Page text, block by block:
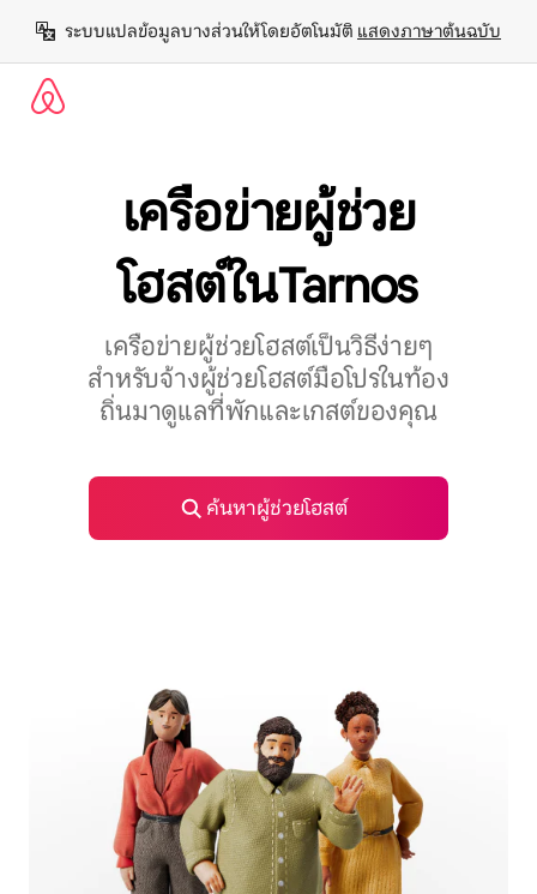
ยัง
เนื้อหา
ระบบแปลข้อมูลบางส่วนให้โดยอัตโนมัติ แสดงภาษาต้นฉบับ
เครือข่ายผู้ช่วย
โฮสต์ในTarnos
เครือข่ายผู้ช่วยโฮสต์เป็นวิธีง่ายๆ
สำหรับจ้างผู้ช่วยโฮสต์มือโปรในท้อง
ถิ่นมาดูแลที่พักและเกสต์ของคุณ
ค้นหาผู้ช่วยโฮสต์